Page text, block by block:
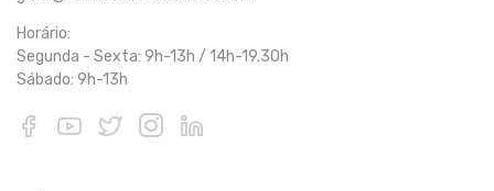
Horário:
Segunda - Sexta: 9h-13h / 14h-19.30h
Sábado: 9h-13h